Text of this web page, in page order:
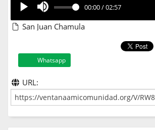
00:00/02:57
San Juan Chamula
Whatsapp
URL: